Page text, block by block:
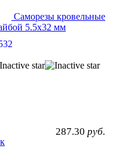
Саморезы кровельные
5.5х32 мм
287.30 руб.